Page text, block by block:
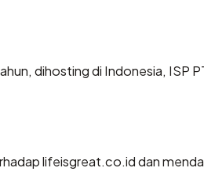
dihosting di Indonesia, ISP
lifeisgreat.co.id dan